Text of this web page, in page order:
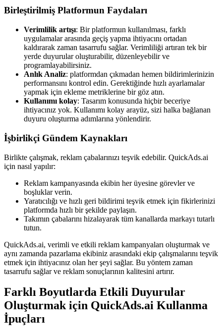
Birleştirilmiş Platformun Faydaları
Verimlilik artışı: Bir platformun kullanılması, farklı
uygulamalar arasında geçiş yapma ihtiyacını ortadan
kaldırarak zaman tasarrufu sağlar. Verimliliği artıran tek bir
yerde duyurular oluşturabilir, düzenleyebilir ve
programlayabilirsiniz.
Anlık Analiz: platformdan çıkmadan hemen bildirimlerinizin
performansını kontrol edin. Gerektiğinde hızlı ayarlamalar
yapmak için ekleme metriklerine bir göz atın.
Kullanımı kolay: Tasarım konusunda hiçbir beceriye
ihtiyacınız yok. Kullanımı kolay arayüz, sizi halka bağlanan
duyuru oluşturma adımlarına yönlendirir.
İşbirlikçi Gündem Kaynakları
Birlikte çalışmak, reklam çabalarınızı teşvik edebilir. QuickAds.ai
için nasıl yapılır:
Reklam kampanyasında ekibin her üyesine görevler ve
boşluklar verin.
Yaratıcılığı ve hızlı geri bildirimi teşvik etmek için fikirlerinizi
platformda hızlı bir şekilde paylaşın.
Takımın çabalarını hizalayarak tüm kanallarda markayı tutarlı
tutun.
QuickAds.ai, verimli ve etkili reklam kampanyaları oluşturmak ve
aynı zamanda pazarlama ekibiniz arasındaki ekip çalışmalarını teşvik
etmek için ihtiyacınız olan her şeyi sağlar. Bu yöntem zaman
tasarrufu sağlar ve reklam sonuçlarının kalitesini artırır.
Farklı Boyutlarda Etkili Duyurular
Oluşturmak için QuickAds.ai Kullanma
İpuçları